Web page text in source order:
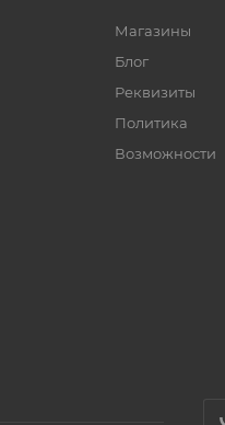
Магазины
Блог
Реквизиты
Политика
Возможности